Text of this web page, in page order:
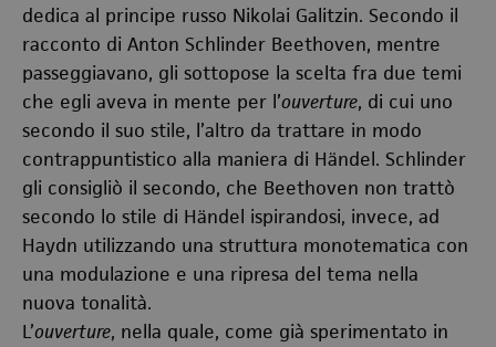
dedica al principe russo Nikolai Galitzin. Secondo il
racconto di Anton Schlinder Beethoven, mentre
passeggiavano, gli sottopose la scelta fra due temi
che egli aveva in mente per l’ouverture, di cui uno
secondo il suo stile, l’altro da trattare in modo
contrappuntistico alla maniera di Händel. Schlinder
gli consigliò il secondo, che Beethoven non trattò
secondo lo stile di Händel ispirandosi, invece, ad
Haydn utilizzando una struttura monotematica con
una modulazione e una ripresa del tema nella
nuova tonalità.
L’ouverture, nella quale, come già sperimentato in